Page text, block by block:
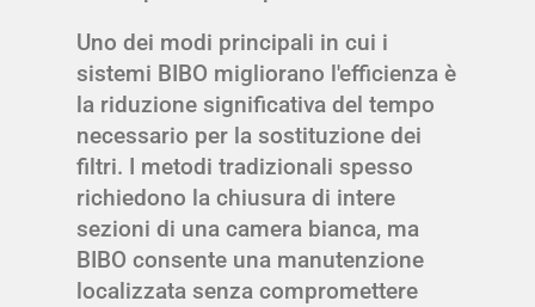
Uno dei modi principali in cui i
sistemi BIBO migliorano l'efficienza è
la riduzione significativa del tempo
necessario per la sostituzione dei
filtri. I metodi tradizionali spesso
richiedono la chiusura di intere
sezioni di una camera bianca, ma
BIBO consente una manutenzione
localizzata senza compromettere